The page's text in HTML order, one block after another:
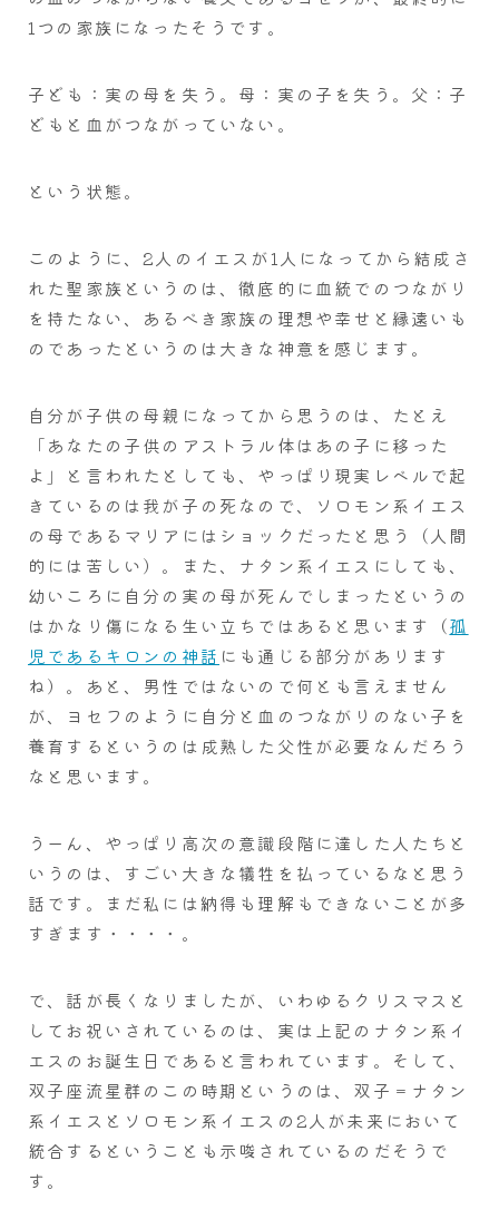
1つの家族になったそうです。
子ども：実の母を失う。母：実の子を失う。父：子
どもと血がつながっていない。
という状態。
このように、2人のイエスが1人になってから結成さ
れた聖家族というのは、徹底的に血統でのつながり
を持たない、あるべき家族の理想や幸せと縁遠いも
のであったというのは大きな神意を感じます。
自分が子供の母親になってから思うのは、たとえ
「あなたの子供のアストラル体はあの子に移った
よ」と言われたとしても、やっぱり現実レベルで起
きているのは我が子の死なので、ソロモン系イエス
の母であるマリアにはショックだったと思う（人間
的には苦しい）。また、ナタン系イエスにしても、
幼いころに自分の実の母が死んでしまったというの
はかなり傷になる生い立ちではあると思います（孤
児であるキロンの神話 にも通じる部分があります
ね）。あと、男性ではないので何とも言えません
が、ヨセフのように自分と血のつながりのない子を
養育するというのは成熟した父性が必要なんだろう
なと思います。
うーん、やっぱり高次の意識段階に達した人たちと
いうのは、すごい大きな犠牲を払っているなと思う
話です。まだ私には納得も理解もできないことが多
すぎます・・・・。
で、話が長くなりましたが、いわゆるクリスマスと
してお祝いされているのは、実は上記のナタン系イ
エスのお誕生日であると言われています。そして、
双子座流星群のこの時期というのは、双子＝ナタン
系イエスとソロモン系イエスの2人が未来において
統合するということも示唆されているのだそうで
す。